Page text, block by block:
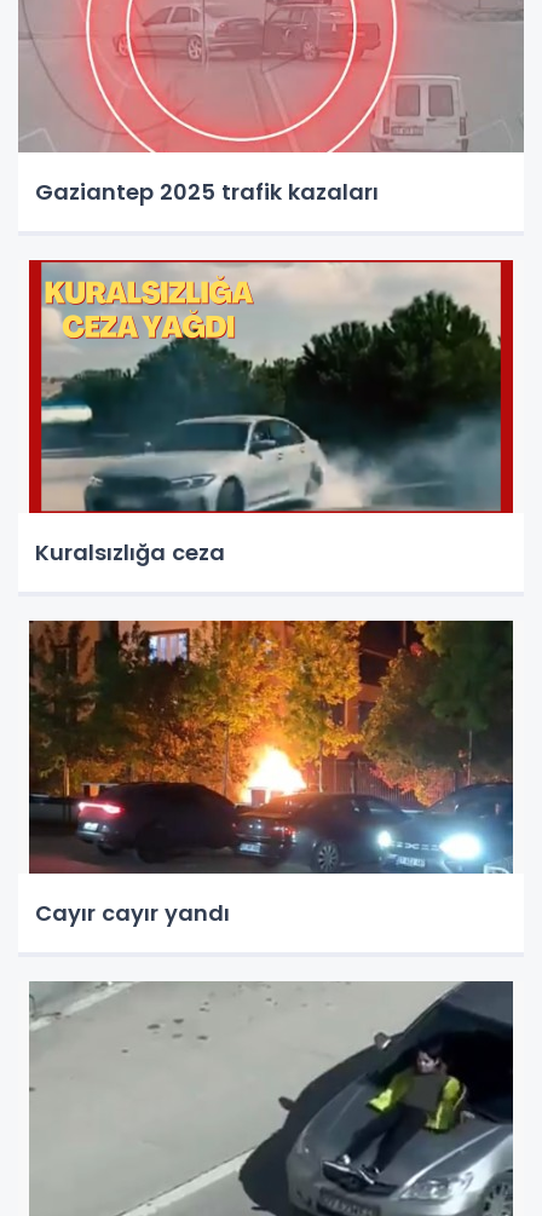
Gaziantep 2025 trafik kazaları
Kuralsızlığa ceza
Cayır cayır yandı